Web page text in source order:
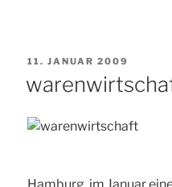
VERÖFFENTLICHT
11. JANUAR 2009